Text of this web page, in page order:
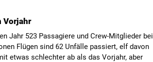
Vorjahr
Jahr 523 Passagiere und Crew-Mitglieder bei
Flügen sind 62 Unfälle passiert, elf davon
etwas schlechter ab als das Vorjahr, aber